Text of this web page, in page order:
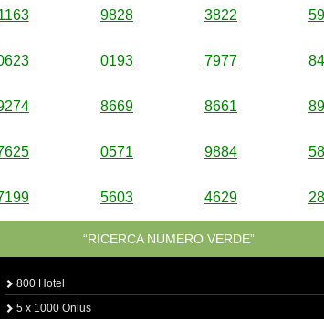
9828 3822
0193 7977
8669 8661
0571 9884
5603 4629
“RICERCA NUMERO VERDE”
800 Hotel
5 x 1000 Onlus